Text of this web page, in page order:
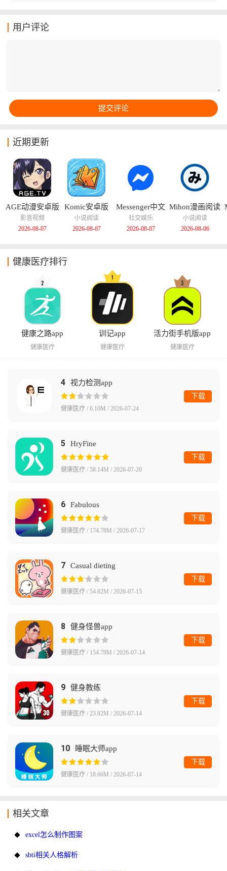
用户评论
近期更新
AGE动漫安卓版
影音视频
2026-08-07
Komic安卓版
小说阅读
2026-08-07
Messenger中文
版
社交娱乐
2026-08-07
Mihon漫画阅读
器
小说阅读
2026-08-06
健康医疗排行
健康之路app
健康医疗
训记app
健康医疗
活力街手机版app
健康医疗
4 视力检测app
健康医疗 / 6.10M / 2026-07-24
下载
5 HryFine
健康医疗 / 58.14M / 2026-07-20
下载
6 Fabulous
健康医疗 / 174.78M / 2026-07-17
下载
7 Casual dieting
健康医疗 / 54.82M / 2026-07-15
下载
8 健身怪兽app
健康医疗 / 154.79M / 2026-07-14
下载
9 健身教练
健康医疗 / 23.82M / 2026-07-14
下载
10 睡眠大师app
健康医疗 / 18.66M / 2026-07-14
下载
相关文章
excel怎么制作图案
sbti相关人格解析